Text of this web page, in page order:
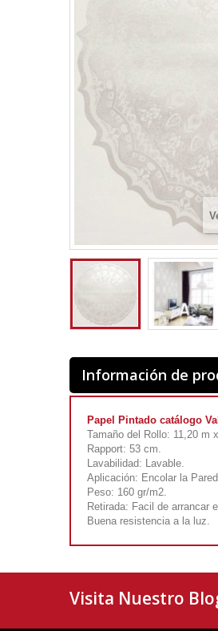
Información de
Papel Pintado catálogo
Tamaño del Rollo: 11,20 m
Rapport: 53 cm.
Lavabilidad: Lavable.
Aplicación: Encolar la
Peso: 160 gr/m2.
Retirada: Facil de arrancar
Buena resistencia a la luz.
Visita Nuestro